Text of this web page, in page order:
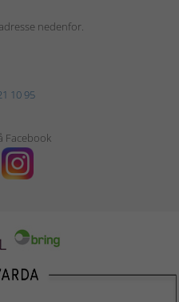
nedenfor.
10 95
Facebook